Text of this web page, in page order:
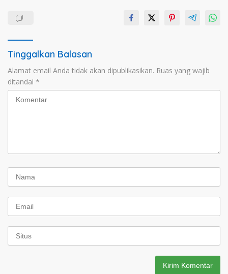
Tinggalkan Balasan
Alamat email Anda tidak akan dipublikasikan. Ruas yang wajib
ditandai *